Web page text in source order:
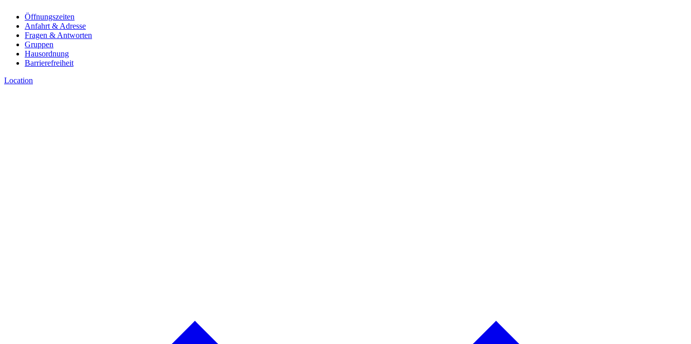
Öffnungszeiten
Anfahrt & Adresse
Fragen & Antworten
Gruppen
Hausordnung
Barrierefreiheit
Location